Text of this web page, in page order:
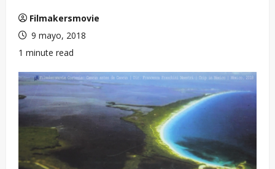
Filmakersmovie
9 mayo, 2018
1 minute read